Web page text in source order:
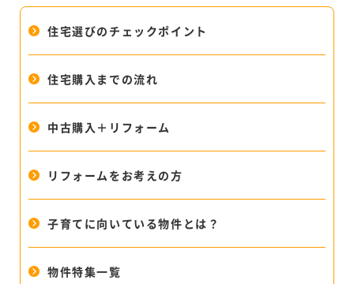
住宅選びのチェックポイント
住宅購入までの流れ
中古購入＋リフォーム
リフォームをお考えの方
子育てに向いている物件とは？
物件特集一覧